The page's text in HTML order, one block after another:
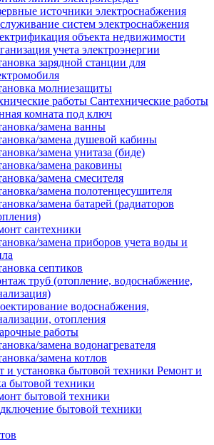
источники электроснабжения
систем электроснабжения
объекта недвижимости
учета электроэнергии
зарядной станции для
молниезащиты
Сантехнические работы
комната под ключ
замена ванны
замена душевой кабины
замена унитаза (биде)
замена раковины
замена смесителя
замена полотенцесушителя
замена батарей (радиаторов
сантехники
замена приборов учета воды и
септиков
труб (отопление, водоснабжение,
водоснабжения,
отопления
работы
замена водонагревателя
замена котлов
Ремонт и
бытовой техники
бытовой техники
бытовой техники